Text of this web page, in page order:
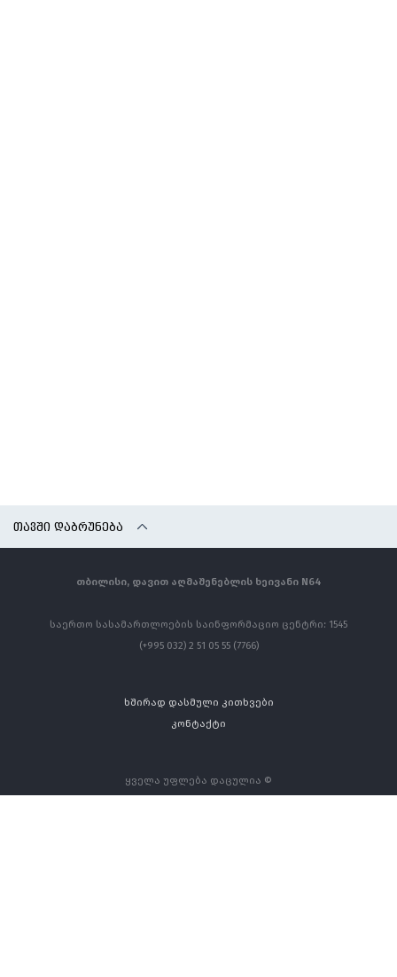
ᲗᲐᲕᲨᲘ ᲓᲐᲑᲠᲣᲜᲔᲑᲐ
თბილისი, დავით აღმაშენებლის ხეივანი N64
საერთო სასამართლოების საინფორმაციო ცენტრი: 1545
(+995 032) 2 51 05 55 (7766)
ხშირად დასმული კითხვები
კონტაქტი
ყველა უფლება დაცულია ©